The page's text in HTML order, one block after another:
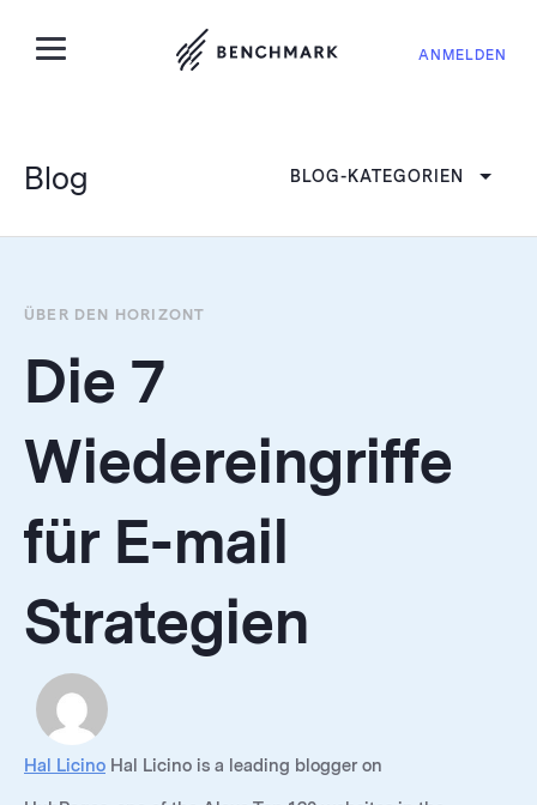
ANMELDEN
Blog BLOG-KATEGORIEN
ÜBER DEN HORIZONT
Die 7
Wiedereingriffe
für E-mail
Strategien
Hal Licino Hal Licino is a leading blogger on